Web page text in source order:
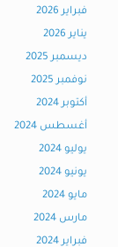
فبراير 2026
يناير 2026
ديسمبر 2025
نوفمبر 2025
أكتوبر 2024
أغسطس 2024
يوليو 2024
يونيو 2024
مايو 2024
مارس 2024
فبراير 2024